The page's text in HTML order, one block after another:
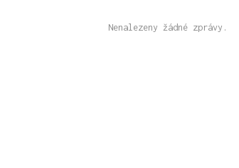
Nenalezeny žádné zprávy.